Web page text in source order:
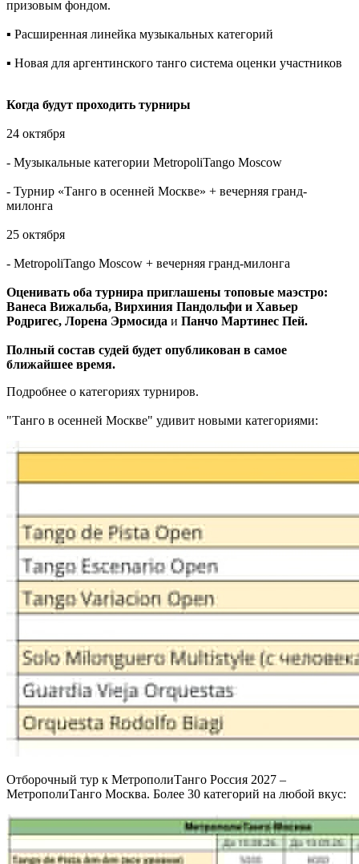
призовым фондом.
▪️ Расширенная линейка музыкальных категорий
▪️ Новая для аргентинского танго система оценки участников
Когда будут проходить турниры
24 октября
- Музыкальные категории MetropoliTango Moscow
- Турнир «Танго в осенней Москве» + вечерняя гранд-
милонга
25 октября
- MetropoliTango Moscow + вечерняя гранд-милонга
Оценивать оба турнира приглашены топовые маэстро:
Ванеса Вижальба, Вирхиния Пандольфи и Хавьер
Родригес, Лорена Эрмосида и Панчо Мартинес Пей.
Полный состав судей будет опубликован в самое
ближайшее время.
Подробнее о категориях турниров.
"Танго в осенней Москве" удивит новыми категориями:
Отборочный тур к МетрополиТанго Россия 2027 –
МетрополиТанго Москва. Более 30 категорий на любой вкус: